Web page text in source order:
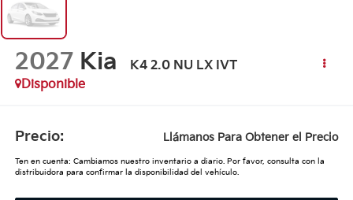
2027 Kia
K4 2.0 NU LX IVT
Disponible
Precio: Llámanos Para Obtener el Precio
Ten en cuenta: Cambiamos nuestro inventario a diario. Por favor, consulta con la
distribuidora para confirmar la disponibilidad del vehículo.